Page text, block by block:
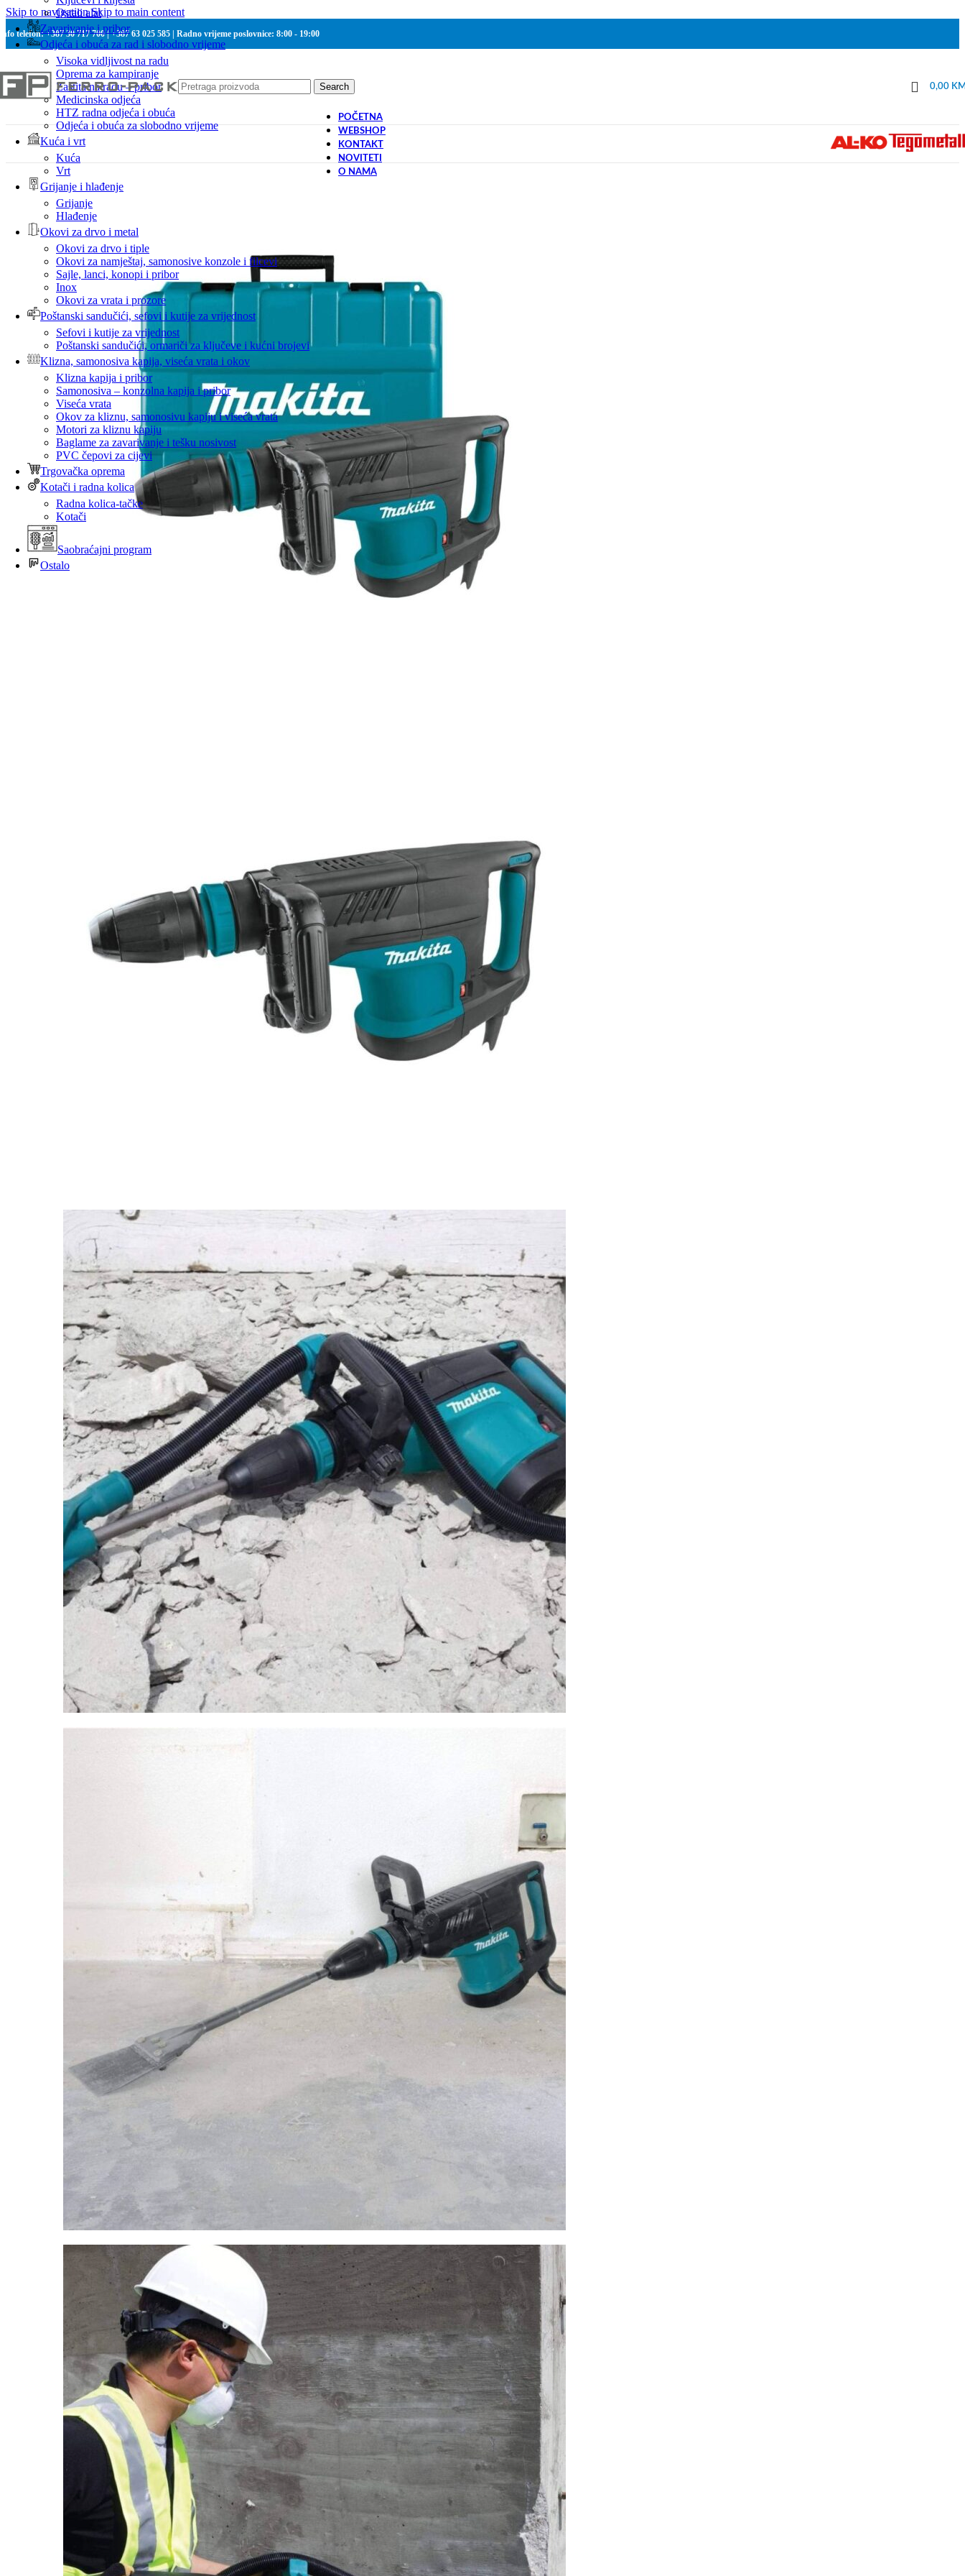
Skip to navigationSkip to main content
telefon: +387 30 717 700 | +387 63 025 585 | Radno vrijeme poslovnice: 8:00 - 19:00
Search 0,00
Ostali alat
Zavarivanje i pribor
Odjeća i obuća za rad i slobodno vrijeme
Visoka vidljivost na radu
Oprema za kampiranje
Zaštita na radu – pribor
Medicinska odjeća
HTZ radna odjeća i obuća
Odjeća i obuća za slobodno vrijeme
Kuća i vrt
Kuća
Vrt
Grijanje i hlađenje
Grijanje
Hlađenje
Okovi za drvo i metal
Okovi za drvo i tiple
Okovi za namještaj, samonosive konzole i filcevi
Sajle, lanci, konopi i pribor
Inox
Okovi za vrata i prozore
Poštanski sandučići, sefovi i kutije za vrijednost
Sefovi i kutije za vrijednost
Poštanski sandučići, ormariči za ključeve i kućni brojevi
Klizna, samonosiva kapija, viseća vrata i okov
Klizna kapija i pribor
Samonosiva – konzolna kapija i pribor
Viseća vrata
Okov za kliznu, samonosivu kapiju i viseća vrata
Motori za kliznu kapiju
Baglame za zavarivanje i tešku nosivost
PVC čepovi za cijevi
Trgovačka oprema
Kotači i radna kolica
Radna kolica-tačke
Kotači
Saobraćajni program
Ostalo
POČETNA
WEBSHOP
KONTAKT
NOVITETI
O NAMA